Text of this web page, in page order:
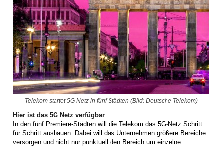
Telekom startet 5G Netz in fünf Städten (Bild: Deutsche Telekom)
Hier ist das 5G Netz verfügbar
In den fünf Premiere-Städten will die Telekom das 5G-Netz Schritt
für Schritt ausbauen. Dabei will das Unternehmen größere Bereiche
versorgen und nicht nur punktuell den Bereich um einzelne